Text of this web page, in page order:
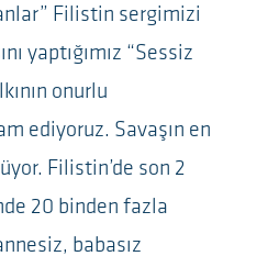
Filistin sergimizi
yaptığımız “Sessiz
onurlu
ediyoruz. Savaşın en
Filistin’de son 2
20 binden fazla
babasız